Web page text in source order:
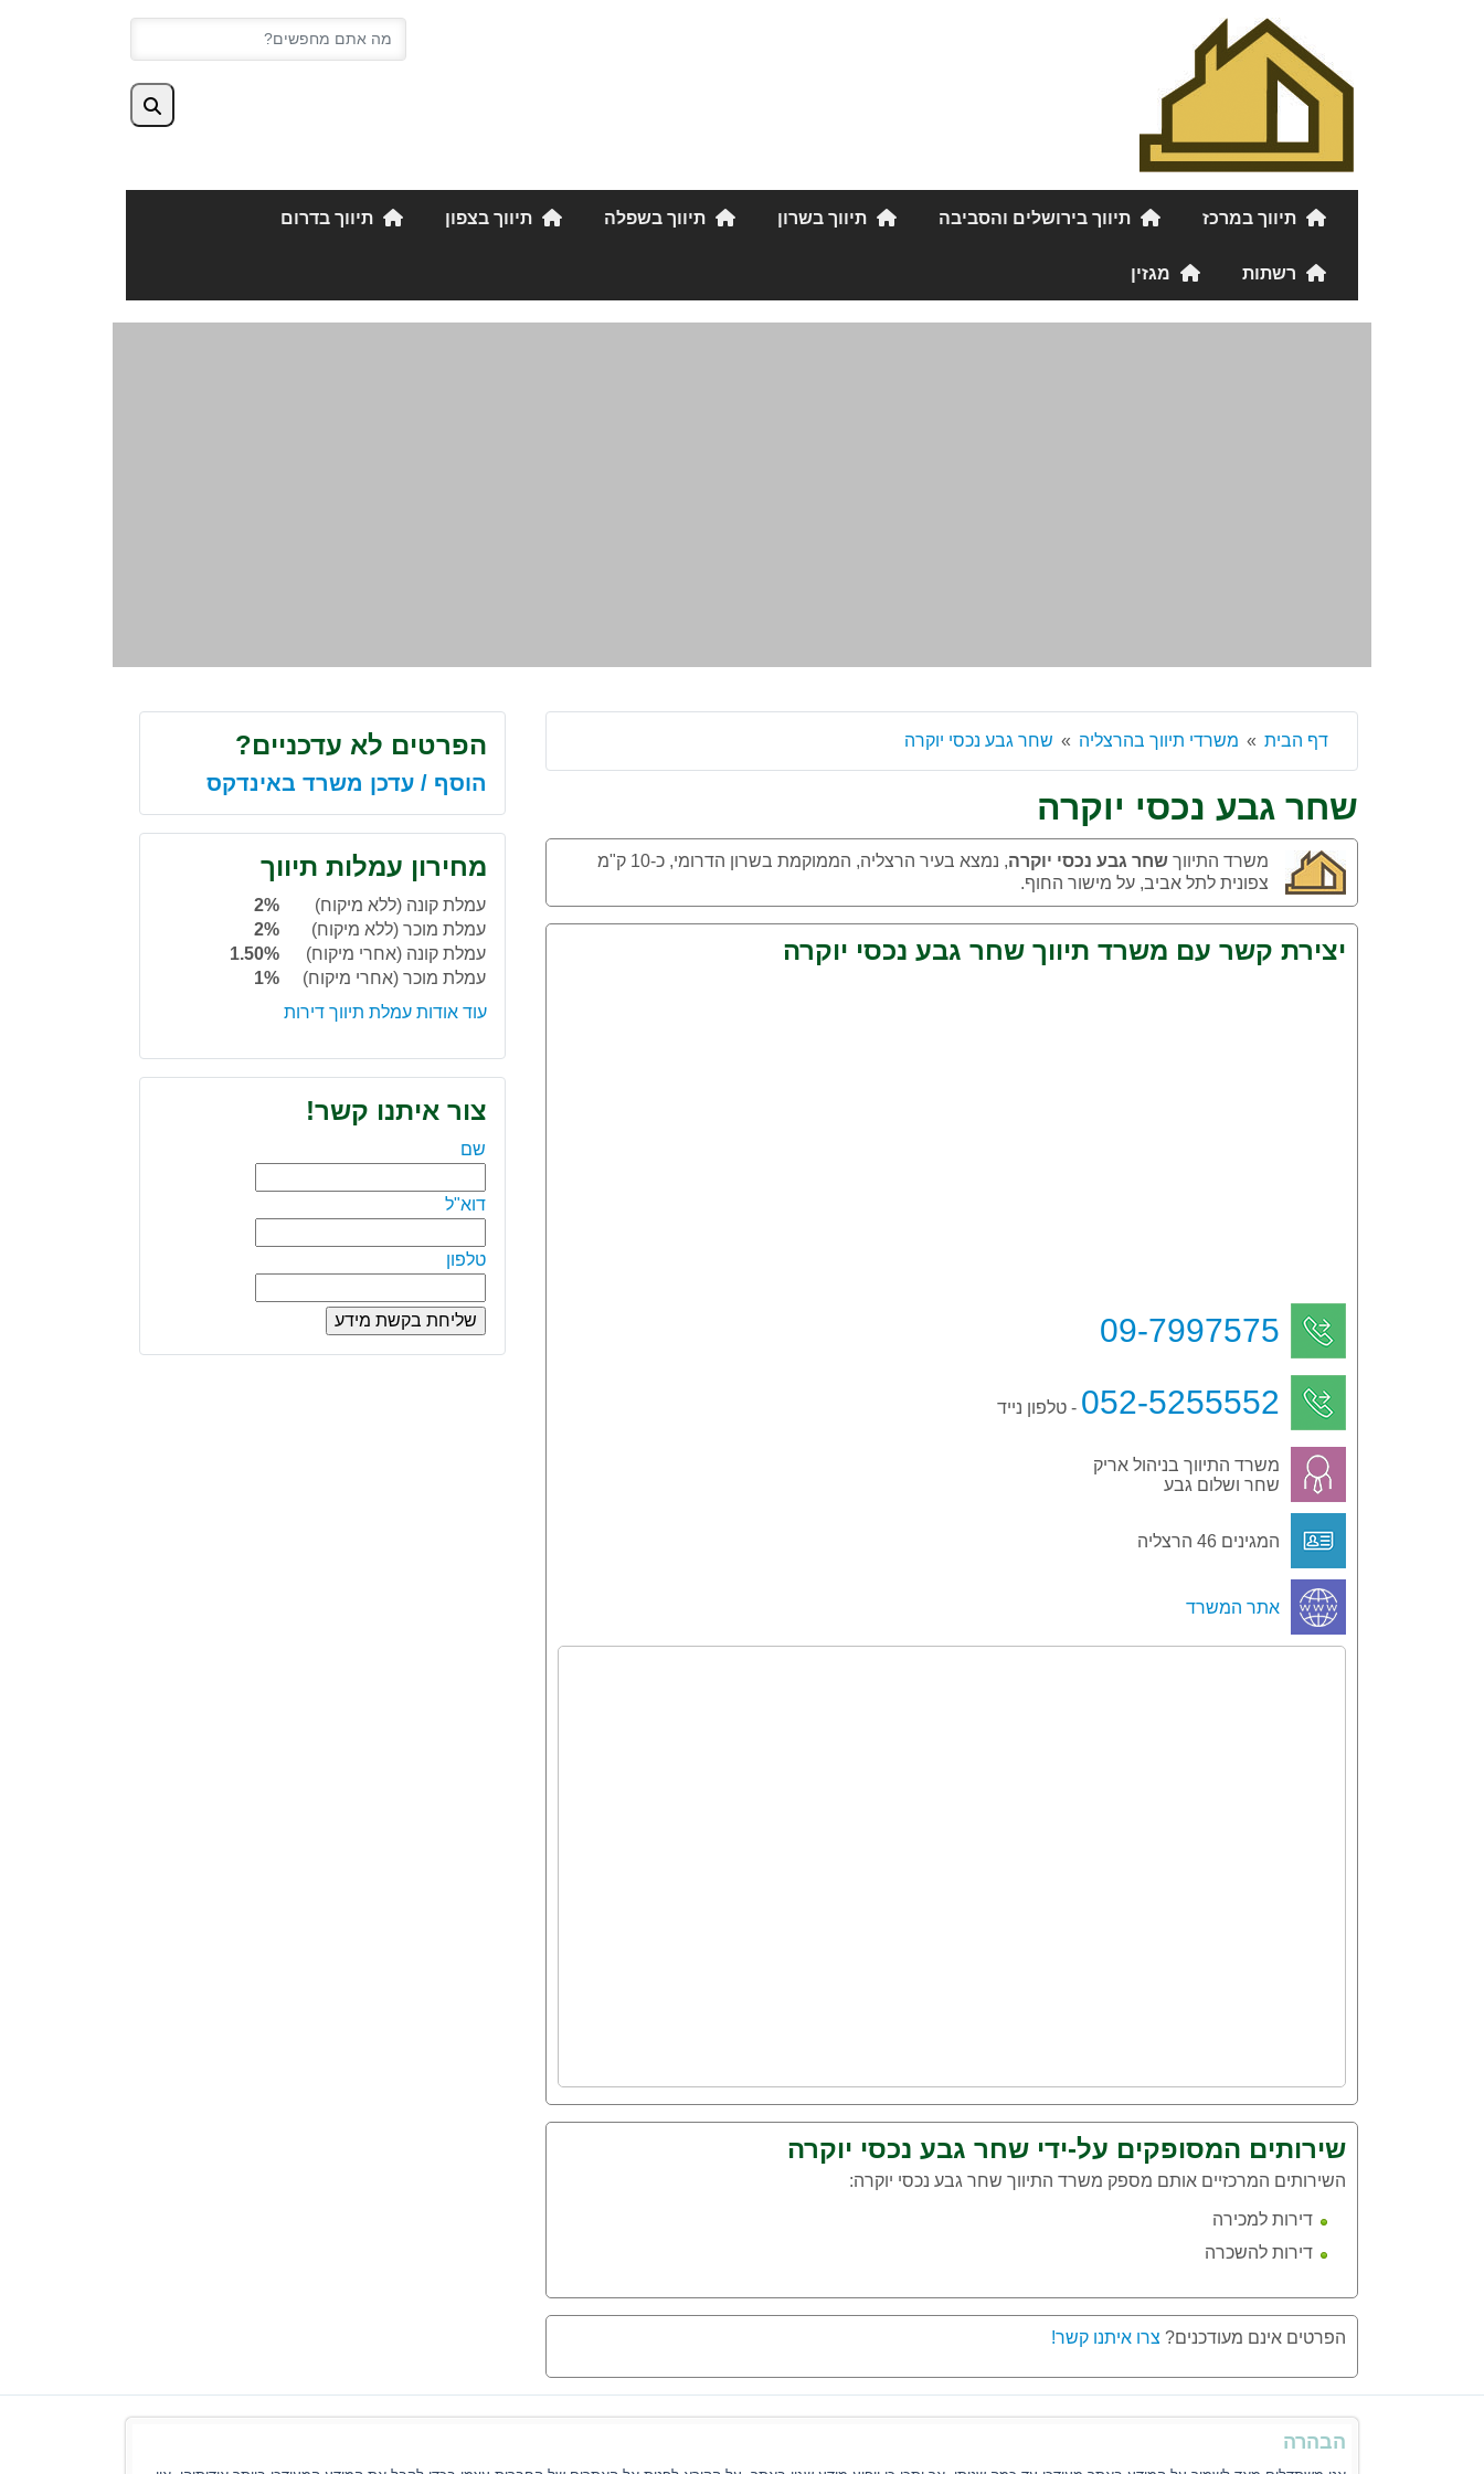
תיווך במרכז תיווך בירושלים והסביבה תיווך בשרון תיווך בשפלה תיווך בצפון תיווך בדרום
רשתות מגזין
דף הבית משרדי תיווך בהרצליה שחר גבע נכסי יוקרה
שחר גבע נכסי יוקרה
משרד התיווך שחר גבע נכסי יוקרה
, נמצא בעיר הרצליה, הממוקמת בשרון הדרומי, כ-10 ק"מ
צפונית לתל אביב, על מישור החוף.
יצירת קשר עם משרד תיווך שחר גבע נכסי יוקרה
09-7997575
052-5255552 - טלפון נייד
משרד התיווך בניהול אריק
שחר ושלום גבע
המגינים 46 הרצליה
אתר המשרד
שירותים המסופקים על-ידי שחר גבע נכסי יוקרה
השירותים המרכזיים אותם מספק משרד התיווך שחר גבע נכסי יוקרה:
דירות למכירה
דירות להשכרה
הפרטים אינם מעודכנים? צרו איתנו קשר!
הפרטים לא עדכניים?
הוסף / עדכן משרד באינדקס
מחירון עמלות תיווך
עמלת קונה (ללא מיקוח)
2%
עמלת מוכר (ללא מיקוח)
2%
עמלת קונה (אחרי מיקוח)
1.50%
עמלת מוכר (אחרי מיקוח)
1%
עוד אודות עמלת תיווך דירות
צור איתנו קשר!
שם
דוא"ל
טלפון
הבהרה